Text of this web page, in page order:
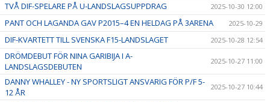
TVÅ DIF-SPELARE PÅ U-LANDSLAGSUPPDRAG 2025-10-30 12:00
PANT OCH LAGANDA GAV P2015–4 EN HELDAG PÅ 3ARENA 2025-10-29
DIF-KVARTETT TILL SVENSKA F15-LANDSLAGET 2025-10-28 12:54
DRÖMDEBUT FÖR NINA GARIBIJA I A-
LANDSLAGSDEBUTEN
2025-10-27 11:00
DANNY WHALLEY - NY SPORTSLIGT ANSVARIG FÖR P/F 5-
12 ÅR
2025-10-27 10:44